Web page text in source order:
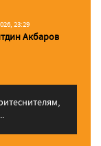
23:29
Акбаров